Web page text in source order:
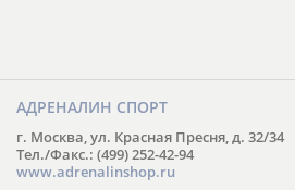
АДРЕНАЛИН СПОРТ
г. Москва, ул. Красная Пресня, д. 32/34
Тел./Факс.: (499) 252-42-94
www.adrenalinshop.ru